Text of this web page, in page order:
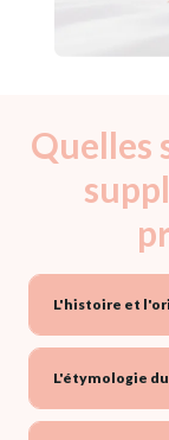
Quelles
L'histoire et
L'étymologie